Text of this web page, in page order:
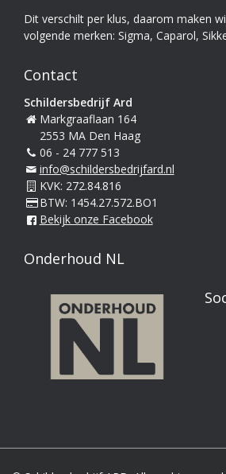
Dit verschilt per klus, daarom maken
volgende merken: Sigma, Caparol,
Contact
Schildersbedrijf Ard
Markgraaflaan 164
2553 MA Den Haag
06 - 24 777 513
info@schildersbedrijfard.nl
KVK: 272.84.816
BTW: 1454.27.572.BO1
Bekijk onze Facebook
Onderhoud NL